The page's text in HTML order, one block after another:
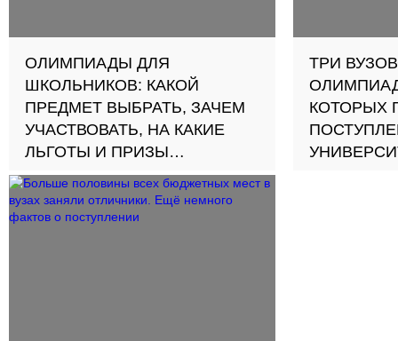
ОЛИМПИАДЫ ДЛЯ
ШКОЛЬНИКОВ: КАКОЙ
ПРЕДМЕТ ВЫБРАТЬ, ЗАЧЕМ
УЧАСТВОВАТЬ, НА КАКИЕ
ЛЬГОТЫ И ПРИЗЫ
РАССЧИТЫВАТЬ
ТРИ
КОТОРЫХ